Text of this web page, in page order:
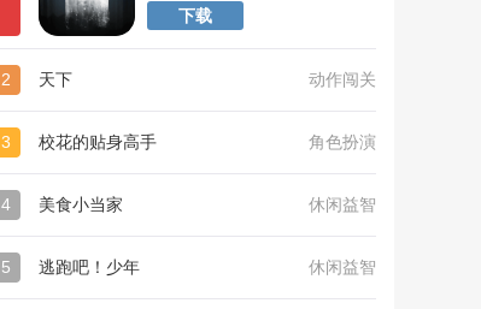
下载
2 天下 动作闯关
3 校花的贴身高手 角色扮演
4 美食小当家 休闲益智
5 逃跑吧！少年 休闲益智